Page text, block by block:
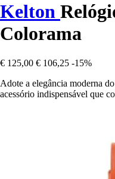
Kelton
Colorama
€ 125,00 € 106,25 -15%
Adote a elegância moderna
acessório indispensável que